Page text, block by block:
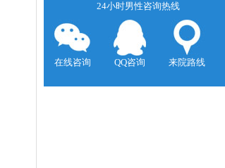
24小时男性咨询热线
在线咨询 QQ咨询 来院路线